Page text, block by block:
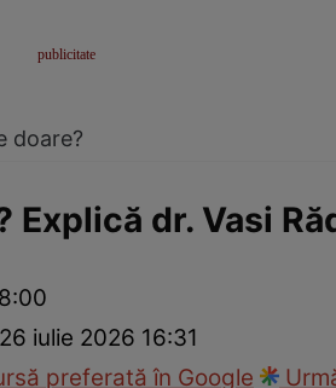
doare?
Explică dr. Vasi
26 iulie 2026 16:31
preferată în Google